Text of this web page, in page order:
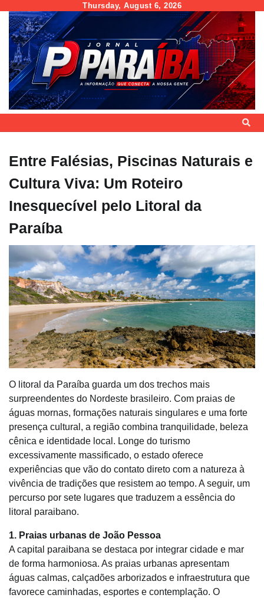
content
Thursday, August 6, 2026
Entre Falésias, Piscinas Naturais e
Cultura Viva: Um Roteiro
Inesquecível pelo Litoral da
Paraíba
O litoral da Paraíba guarda um dos trechos mais
surpreendentes do Nordeste brasileiro. Com praias de
águas mornas, formações naturais singulares e uma forte
presença cultural, a região combina tranquilidade, beleza
cênica e identidade local. Longe do turismo
excessivamente massificado, o estado oferece
experiências que vão do contato direto com a natureza à
vivência de tradições que resistem ao tempo. A seguir, um
percurso por sete lugares que traduzem a essência do
litoral paraibano.
1. Praias urbanas de João Pessoa
A capital paraibana se destaca por integrar cidade e mar
de forma harmoniosa. As praias urbanas apresentam
águas calmas, calçadões arborizados e infraestrutura que
favorece caminhadas, esportes e contemplação. O